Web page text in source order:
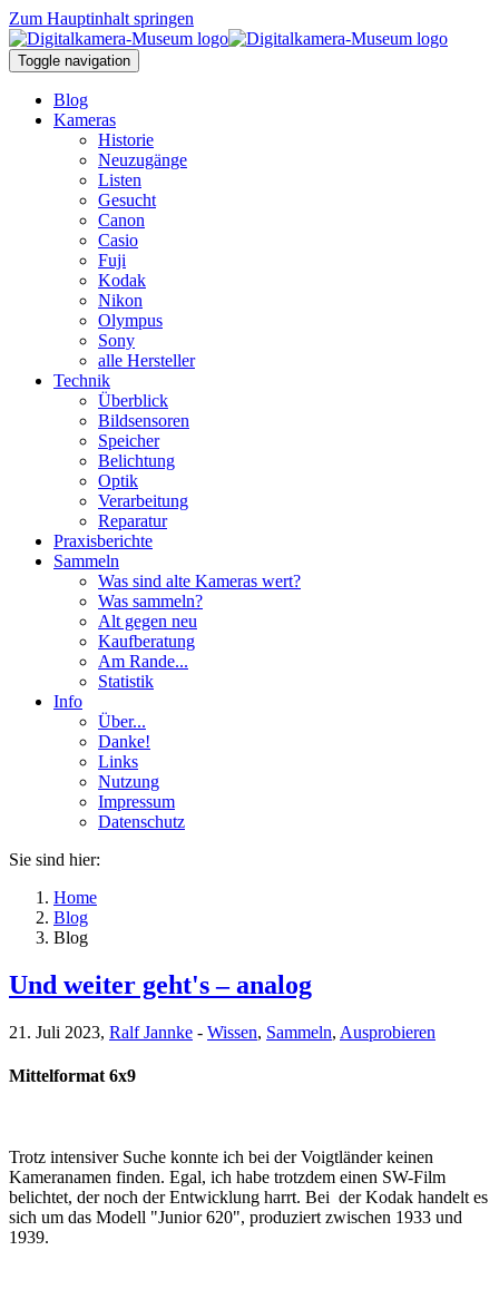
Zum Hauptinhalt springen
Toggle navigation
Blog
Kameras
Historie
Neuzugänge
Listen
Gesucht
Canon
Casio
Fuji
Kodak
Nikon
Olympus
Sony
alle Hersteller
Technik
Überblick
Bildsensoren
Speicher
Belichtung
Optik
Verarbeitung
Reparatur
Praxisberichte
Sammeln
Was sind alte Kameras wert?
Was sammeln?
Alt gegen neu
Kaufberatung
Am Rande...
Statistik
Info
Über...
Danke!
Links
Nutzung
Impressum
Datenschutz
Sie sind hier:
Home
Blog
Blog
Und weiter geht's – analog
21. Juli 2023, Ralf Jannke - Wissen, Sammeln, Ausprobieren
Mittelformat 6x9
Trotz intensiver Suche konnte ich bei der Voigtländer keinen
Kameranamen finden. Egal, ich habe trotzdem einen SW-Film
belichtet, der noch der Entwicklung harrt. Bei der Kodak handelt es
sich um das Modell "Junior 620", produziert zwischen 1933 und
1939.